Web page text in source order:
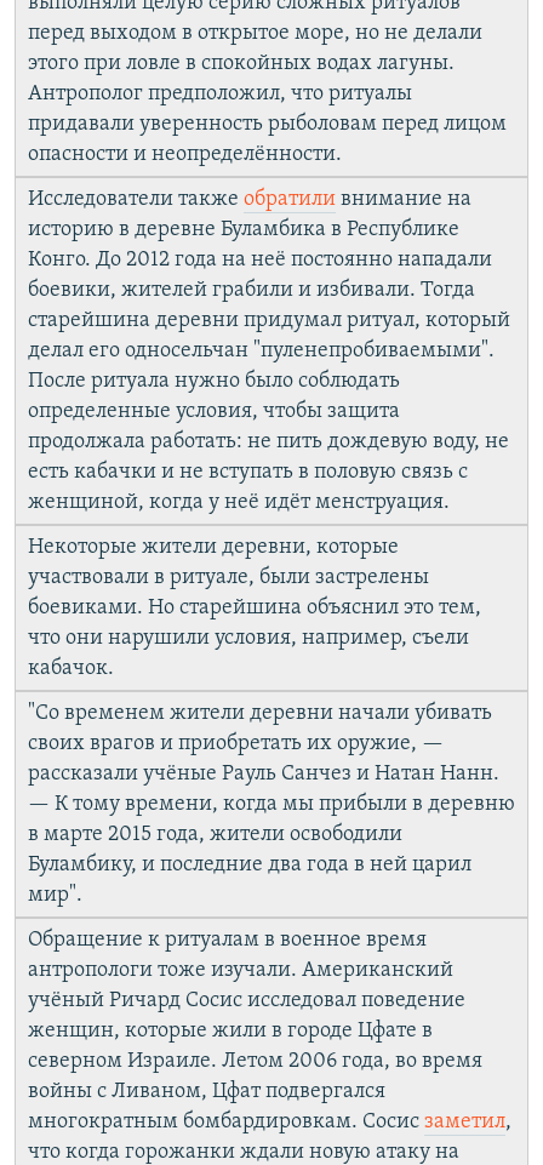
перед выходом в открытое море, но не делали
этого при ловле в спокойных водах лагуны.
Антрополог предположил, что ритуалы
придавали уверенность рыболовам перед лицом
опасности и неопределённости.
Исследователи также обратили внимание на
историю в деревне Буламбика в Республике
Конго. До 2012 года на неё постоянно нападали
боевики, жителей грабили и избивали. Тогда
старейшина деревни придумал ритуал, который
делал его односельчан "пуленепробиваемыми".
После ритуала нужно было соблюдать
определенные условия, чтобы защита
продолжала работать: не пить дождевую воду, не
есть кабачки и не вступать в половую связь с
женщиной, когда у неё идёт менструация.
Некоторые жители деревни, которые
участвовали в ритуале, были застрелены
боевиками. Но старейшина объяснил это тем,
что они нарушили условия, например, съели
кабачок.
"Со временем жители деревни начали убивать
своих врагов и приобретать их оружие, —
рассказали учёные Рауль Санчез и Натан Нанн.
— К тому времени, когда мы прибыли в деревню
в марте 2015 года, жители освободили
Буламбику, и последние два года в ней царил
мир".
Обращение к ритуалам в военное время
антропологи тоже изучали. Американский
учёный Ричард Сосис исследовал поведение
женщин, которые жили в городе Цфате в
северном Израиле. Летом 2006 года, во время
войны с Ливаном, Цфат подвергался
многократным бомбардировкам. Сосис заметил,
что когда горожанки ждали новую атаку на